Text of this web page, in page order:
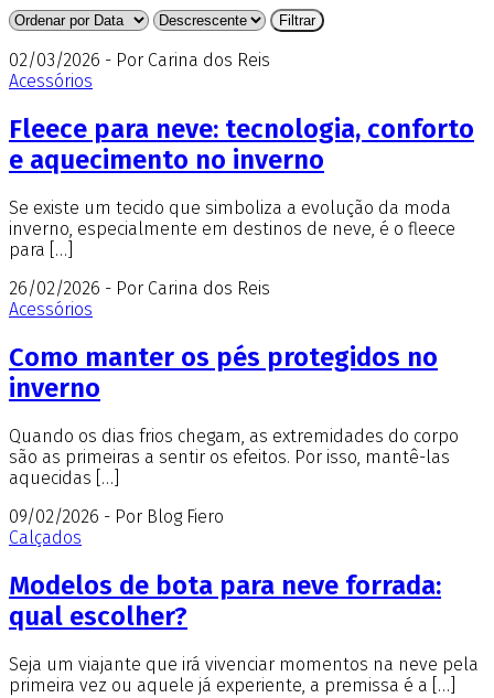
02/03/2026 - Por Carina dos Reis
Acessórios
Fleece para neve: tecnologia, conforto
e aquecimento no inverno
Se existe um tecido que simboliza a evolução da moda
inverno, especialmente em destinos de neve, é o fleece
para […]
26/02/2026 - Por Carina dos Reis
Acessórios
Como manter os pés protegidos no
inverno
Quando os dias frios chegam, as extremidades do corpo
são as primeiras a sentir os efeitos. Por isso, mantê-las
aquecidas […]
09/02/2026 - Por Blog Fiero
Calçados
Modelos de bota para neve forrada:
qual escolher?
Seja um viajante que irá vivenciar momentos na neve pela
primeira vez ou aquele já experiente, a premissa é a […]